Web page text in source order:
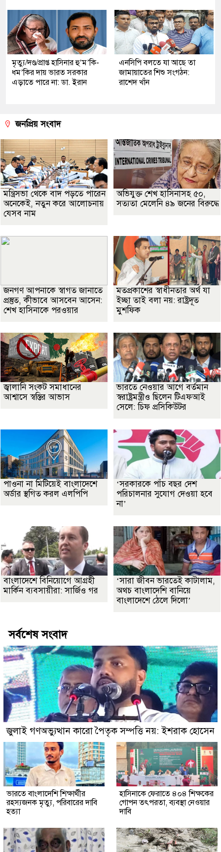
মৃত্যু/দণ্ড/প্রাপ্ত হাসিনার হু’ম’কি-
ধম’কির দায় ভারত সরকার
এড়াতে পারে না: ডা. ইরান
এনসিপি বলতে যা আছে তা
জামায়াতের শিশু সংগঠন:
রাশেদ খাঁন
জনপ্রিয় সংবাদ
মন্ত্রিসভা থেকে বাদ পড়তে পারেন
অনেকেই, নতুন করে আলোচনায়
যেসব নাম
অভিযুক্ত শেখ হাসিনাসহ ৫০,
সত্যতা মেলেনি ৪৯ জনের বিরুদ্ধে
জনগণ আপনাকে স্বাগত জানাতে
প্রস্তুত, কীভাবে আসবেন আসেন:
শেখ হাসিনাকে পরওয়ার
মতপ্রকাশের স্বাধীনতার অর্থ যা
ইচ্ছা তাই বলা নয়: রাষ্ট্রদূত
মুশফিক
জ্বালানি সংকট সমাধানের
আশ্বাসে স্বস্তির আভাস
ভারতে নেওয়ার আগে বর্তমান
স্বরাষ্ট্রমন্ত্রীও ছিলেন টিএফআই
সেলে: চিফ প্রসিকিউটর
পাওনা না মিটিয়েই বাংলাদেশে
অর্ডার স্থগিত করল এলপিপি
‘সরকারকে পাঁচ বছর দেশ
পরিচালনার সুযোগ দেওয়া হবে
না’
বাংলাদেশে বিনিয়োগে আগ্রহী
মার্কিন ব্যবসায়ীরা: সার্জিও গর
‘সারা জীবন ভারতেই কাটালাম,
অথচ বাংলাদেশি বানিয়ে
বাংলাদেশে ঠেলে দিলো’
সর্বশেষ সংবাদ
জুলাই গণঅভ্যুত্থান কারো পৈতৃক সম্পত্তি নয়: ইশরাক হোসেন
ভারতে বাংলাদেশি শিক্ষার্থীর
রহস্যজনক মৃত্যু, পরিবারের দাবি
হত্যা
হাসিনাকে ফেরাতে ৪০৪ শিক্ষকের
গোপন তৎপরতা, ব্যবস্থা নেওয়ার
দাবি